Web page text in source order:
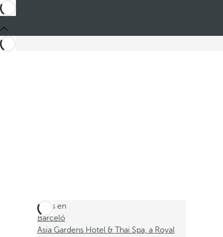
Estás en
Barceló
Asia Gardens Hotel & Thai Spa, a Royal